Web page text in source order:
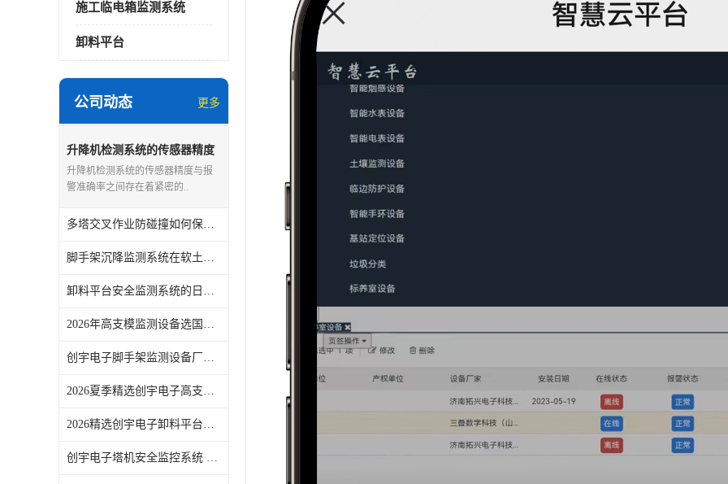
施工临电箱监测系统
卸料平台
公司动态 更多
升降机检测系统的传感器精度
怎样影响报警准确率？创宇电
子详解
升降机检测系统的传感器精度与报
警准确率之间存在着紧密的..
多塔交叉作业防碰撞如何保障？创宇电子提供一套实用配置思路
脚手架沉降监测系统在软土基地区的适用性，创宇电子结合本地地质分析
卸料平台安全监测系统的日常维护要点，创宇电子总结
2026年高支模监测设备选国产还是进口？创宇电子谈看法
创宇电子脚手架监测设备厂家推荐，关注产品功能与现场适配
2026夏季精选创宇电子高支模监测系统厂家推荐：了解传感器配置与数据采集方案
2026精选创宇电子卸料平台安全监测系统 产品功能特点与选型参考
创宇电子塔机安全监控系统 功能配置与现场应用观察